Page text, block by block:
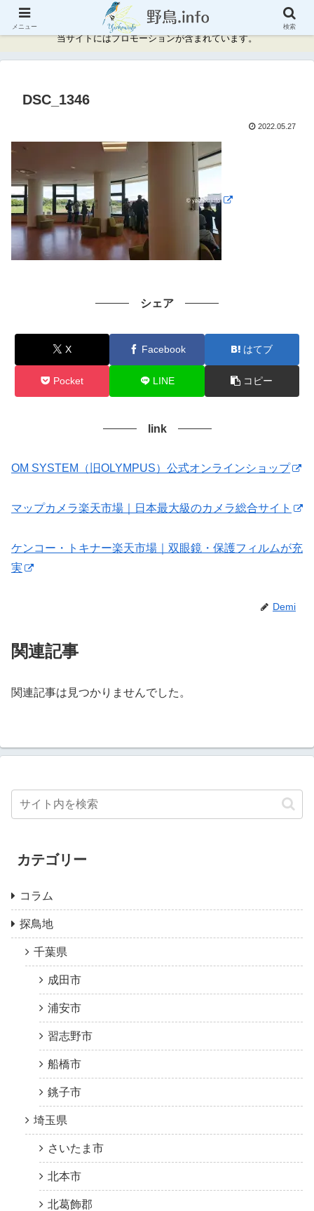
神奈川県周辺の野鳥情報と記録
当サイトにはプロモーションが含まれています。
DSC_1346
2022.05.27
シェア
X Facebook はてブ
Pocket LINE コピー
link
OM SYSTEM（旧OLYMPUS）公式オンラインショップ
マップカメラ楽天市場｜日本最大級のカメラ総合サイト
ケンコー・トキナー楽天市場｜双眼鏡・保護フィルムが充
実
Demi
関連記事
関連記事は見つかりませんでした。
カテゴリー
コラム
探鳥地
千葉県
成田市
浦安市
習志野市
船橋市
銚子市
埼玉県
さいたま市
北本市
北葛飾郡
メニュー 検索